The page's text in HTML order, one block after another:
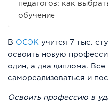
педагогов: как
обучение
В ОСЭК учится 7 тыс.
освоить новую
один, а два диплома. Все
самореализоваться и
Освоить профессию в